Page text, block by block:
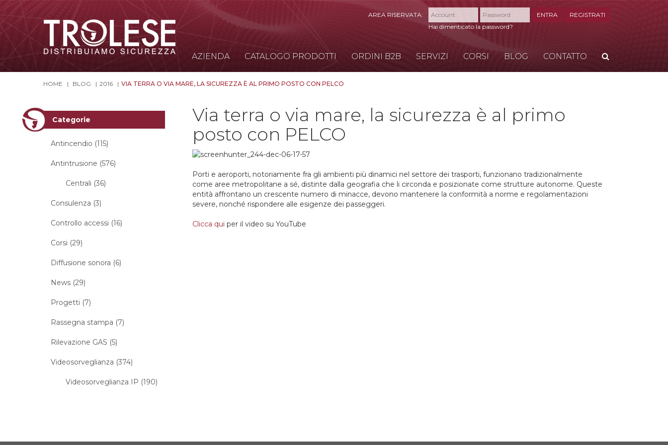
Hai dimenticato la password?
ENTRA REGISTRATI
AZIENDA CATALOGO PRODOTTI ORDINI B2B SERVIZI CORSI BLOG CONTATTO
HOME BLOG 2016 VIA TERRA O VIA MARE, LA SICUREZZA È AL PRIMO POSTO CON PELCO
Categorie
Antincendio (115)
Antintrusione (576)
Centrali (36)
Consulenza (3)
Controllo accessi (16)
Corsi (29)
Diffusione sonora (6)
News (29)
Progetti (7)
Rassegna stampa (7)
Rilevazione GAS (5)
Videosorveglianza (374)
Videosorveglianza IP (190)
Via terra o via mare, la sicurezza è al primo
posto con PELCO
Porti e aeroporti, notoriamente fra gli ambienti più dinamici nel settore dei trasporti, funzionano tradizionalmente
come aree metropolitane a sé, distinte dalla geografia che li circonda e posizionate come strutture autonome. Queste
entità affrontano un crescente numero di minacce, devono mantenere la conformità a norme e regolamentazioni
severe, nonché rispondere alle esigenze dei passeggeri.
Clicca qui per il video su YouTube